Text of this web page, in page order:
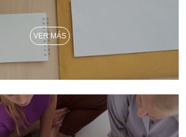
VER MÁS